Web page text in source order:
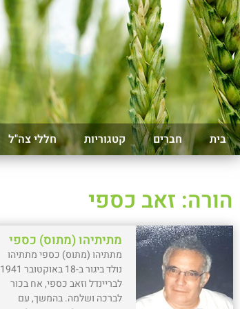
בית חברים קטגוריות חללי צה"ל
הורה: זאב כספי
מתיתיהו (מתוס) כספי
מתתיהו (מתוס) כספי מתתיהו
נולד ביגור ב-18 באוקטובר 1941
לבריינדל וזאב כספי, אח בכור
לברכה ושלמה. בהמשך, עם